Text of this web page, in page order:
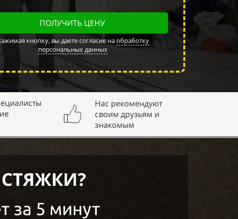
ПОЛУЧИТЬ ЦЕНУ
кнопку, вы даете согласие наобработку
персональных данных
Нас рекомендуют
своим друзьям и
знакомым
за 5 минут